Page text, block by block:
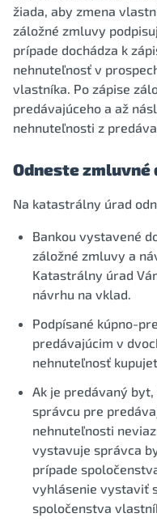
žiada, aby zmena
záložné zmluvy
prípade dochádza k
nehnuteľnosť v
vlastníka. Po zápise
predávajúceho a až
nehnuteľnosti z
Odneste
Na katastrálny úrad
Bankou vystavené
záložné zmluvy a
Katastrálny úrad
návrhu na vklad.
Podpísané kúpno-
predávajúcim v
nehnuteľnosť
Ak je predávaný
správcu pre
nehnuteľnosti
vystavuje správca
prípade
vyhlásenie vystaviť
spoločenstva